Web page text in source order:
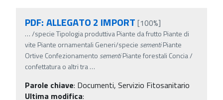
PDF: ALLEGATO 2 IMPORT [100%]
…/specie Tipologia produttiva Piante da frutto Piante di
vite Piante ornamentali Generi/specie sementiPiante
Ortive Confezionamento sementiPiante forestali Concia /
confettatura o altri tra…
Parole chiave: Documenti, Servizio Fitosanitario
Ultima modifica: